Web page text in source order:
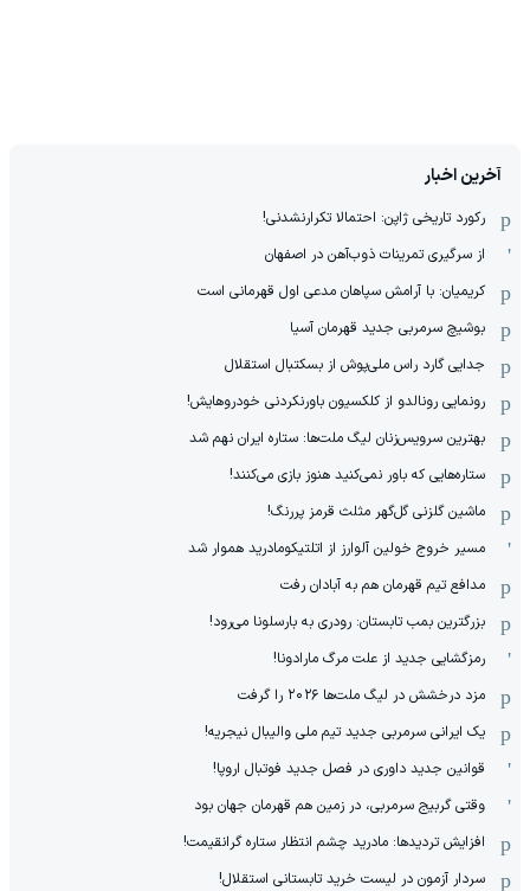
آخرین اخبار
رکورد تاریخی ژاپن: احتمالا تکرارنشدنی!
از سرگیری تمرینات ذوب‌آهن در اصفهان
کریمیان: با آرامش سپاهان مدعی اول قهرمانی است
بوشیچ سرمربی جدید قهرمان آسیا
جدایی گارد راس ملی‌پوش از بسکتبال استقلال
رونمایی رونالدو از کلکسیون باورنکردنی خودروهایش!
بهترین سرویس‌زنان لیگ ملت‌ها: ستاره ایران نهم شد
ستاره‌هایی که باور نمی‌کنید هنوز بازی می‌کنند!
ماشین گلزنی گل‌گهر مثلث قرمز پررنگ!
مسیر خروج خولین آلوارز از اتلتیکومادرید هموار شد
مدافع تیم قهرمان هم به آبادان رفت
بزرگترین بمب تابستان: رودری به بارسلونا می‌رود!
رمزگشایی جدید از علت مرگ مارادونا!
مزد درخشش در لیگ ملت‌ها ٢٠٢۶ را گرفت
یک ایرانی سرمربی جدید تیم ملی والیبال نیجریه!
قوانین جدید داوری در فصل جدید فوتبال اروپا!
وقتی گربیج سرمربی، در زمین هم قهرمان جهان بود
افزایش تردیدها: مادرید چشم انتظار ستاره گرانقیمت!
سردار آزمون در لیست خرید تابستانی استقلال!